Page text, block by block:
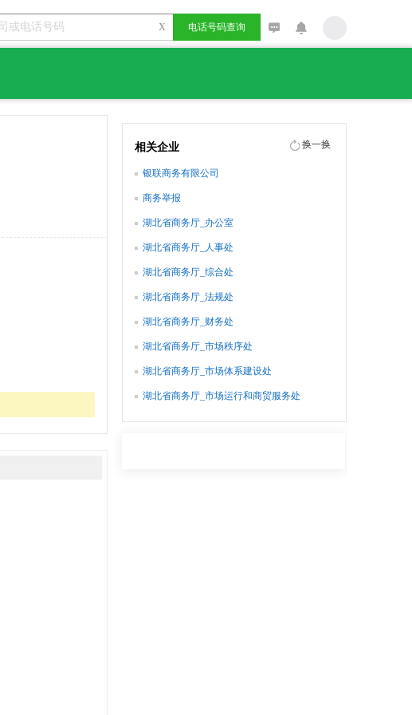
X 电话号码查询
相关企业 换一换
银联商务有限公司
商务举报
湖北省商务厅_办公室
湖北省商务厅_人事处
湖北省商务厅_综合处
湖北省商务厅_法规处
湖北省商务厅_财务处
湖北省商务厅_市场秩序处
湖北省商务厅_市场体系建设处
湖北省商务厅_市场运行和商贸服务处